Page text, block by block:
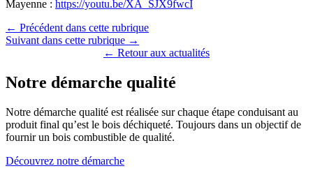
Mayenne : https://youtu.be/XA_SJX9fwcI
← Précédent dans cette rubrique
Suivant dans cette rubrique →
← Retour aux actualités
Notre démarche qualité
Notre démarche qualité est réalisée sur chaque étape conduisant au
produit final qu’est le bois déchiqueté. Toujours dans un objectif de
fournir un bois combustible de qualité.
Découvrez notre démarche